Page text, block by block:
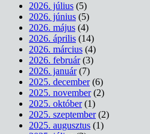
2026. július (5)
2026. június (5)
2026. május (4)
2026. április (14)
2026. március (4)
2026. február(3)
2026. január(7)
2025. december(6)
2025. november(2)
2025. október(1)
2025. szeptember(2)
2025. augusztus (1)